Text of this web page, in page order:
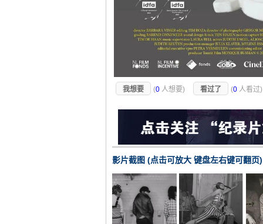
我想要 (0 人想要) 看过了 (0 人看过
影片截图 (点击可放大 键盘左右键可翻页)